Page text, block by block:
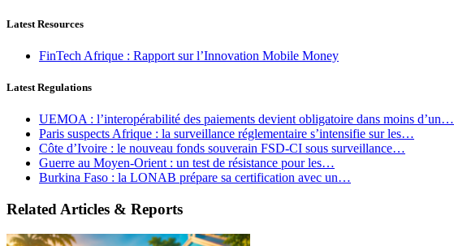
Latest Resources
FinTech Afrique : Rapport sur l’Innovation Mobile Money
Latest Regulations
UEMOA : l’interopérabilité des paiements devient obligatoire dans moins d’un…
Paris suspects Afrique : la surveillance réglementaire s’intensifie sur les…
Côte d’Ivoire : le nouveau fonds souverain FSD-CI sous surveillance…
Guerre au Moyen-Orient : un test de résistance pour les…
Burkina Faso : la LONAB prépare sa certification avec un…
Related Articles & Reports